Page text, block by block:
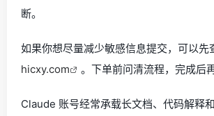
断。
如果你想尽量减少敏感信息提交，可以先
hicxy.com
。下单前问清流程，完成后
Claude 账号经常承载长文档、代码解释